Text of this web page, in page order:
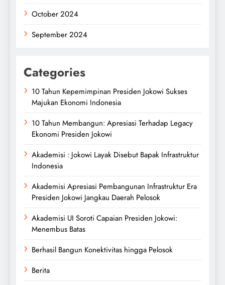
October 2024
September 2024
Categories
10 Tahun Kepemimpinan Presiden Jokowi Sukses
Majukan Ekonomi Indonesia
10 Tahun Membangun: Apresiasi Terhadap Legacy
Ekonomi Presiden Jokowi
Akademisi : Jokowi Layak Disebut Bapak Infrastruktur
Indonesia
Akademisi Apresiasi Pembangunan Infrastruktur Era
Presiden Jokowi Jangkau Daerah Pelosok
Akademisi UI Soroti Capaian Presiden Jokowi:
Menembus Batas
Berhasil Bangun Konektivitas hingga Pelosok
Berita